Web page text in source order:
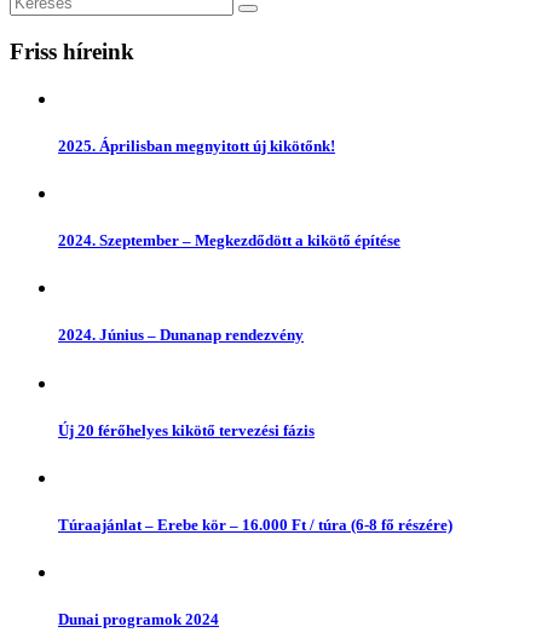
Friss híreink
2025. Áprilisban megnyitott új kikötőnk!
2024. Szeptember – Megkezdődött a kikötő építése
2024. Június – Dunanap rendezvény
Új 20 férőhelyes kikötő tervezési fázis
Túraajánlat – Erebe kör – 16.000 Ft / túra (6-8 fő részére)
Dunai programok 2024